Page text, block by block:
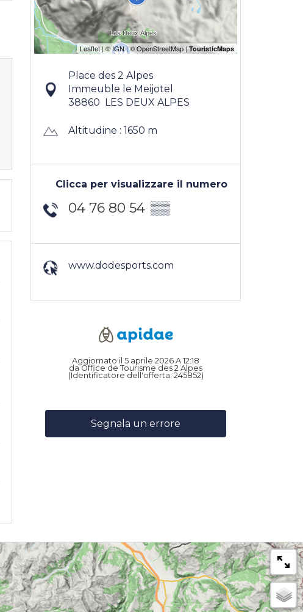
Place des 2 Alpes
Immeuble le Meijotel
38860 LES DEUX ALPES
Altitudine : 1650 m
Clicca per visualizzare il numero
04 76 80 54 ▒▒
www.dodesports.com
Aggiornato il 5 aprile 2026 A 12:18
da Office de Tourisme des 2 Alpes
(Identificatore dell'offerta: 245852)
Segnala un errore